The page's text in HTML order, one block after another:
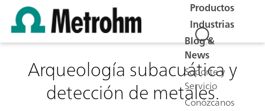
Productos
Industrias
Blog &
News
Soporte y
Servicio
Conózcanos
Arqueología subacuática y
detección de metales.